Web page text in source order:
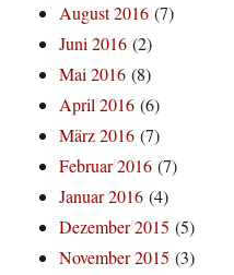
August 2016 (7)
Juni 2016 (2)
Mai 2016 (8)
April 2016 (6)
März 2016 (7)
Februar 2016 (7)
Januar 2016 (4)
Dezember 2015 (5)
November 2015 (3)